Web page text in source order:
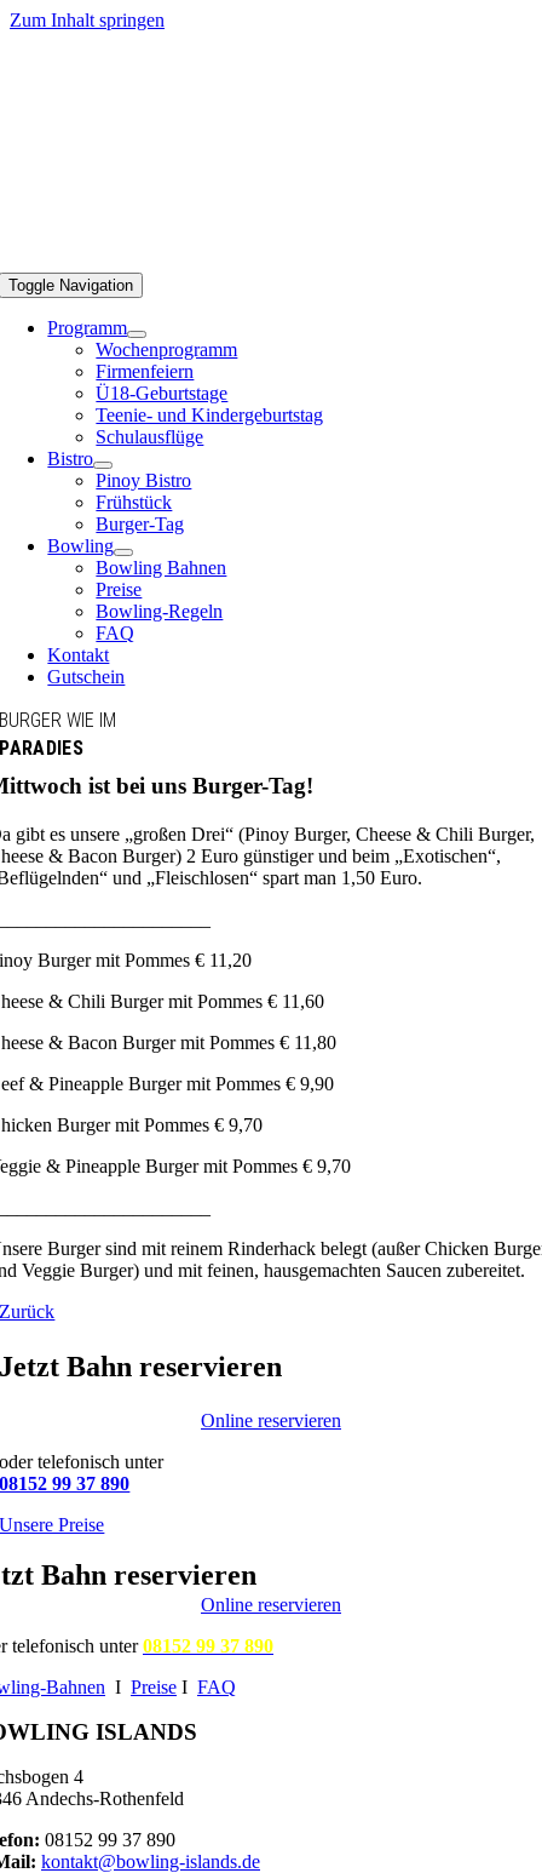
Zum Inhalt springen
Toggle Navigation
Programm
Wochenprogramm
Firmenfeiern
Ü18-Geburtstage
Teenie- und Kindergeburtstag
Schulausflüge
Bistro
Pinoy Bistro
Frühstück
Burger-Tag
Bowling
Bowling Bahnen
Preise
Bowling-Regeln
FAQ
Kontakt
Gutschein
BURGER WIE IM
PARADIES
ist bei uns Burger-Tag!
gibt es unsere „großen Drei“ (Pinoy Burger, Cheese & Chili Burger,
& Bacon Burger) 2 Euro günstiger und beim „Exotischen“,
und „Fleischlosen“ spart man 1,50 Euro.
Burger mit Pommes € 11,20
& Chili Burger mit Pommes € 11,60
& Bacon Burger mit Pommes € 11,80
& Pineapple Burger mit Pommes € 9,90
Burger mit Pommes € 9,70
& Pineapple Burger mit Pommes € 9,70
Burger sind mit reinem Rinderhack belegt (außer Chicken
Veggie Burger) und mit feinen, hausgemachten Saucen zubereitet.
Zurück
Jetzt Bahn reservieren
Online reservieren
oder telefonisch unter
08152 99 37 890
Unsere Preise
Bahn reservieren
Online reservieren
telefonisch unter08152 99 37 890
Bahnen I Preise I FAQ
ISLANDS
4
Andechs-Rothenfeld
08152 99 37 890
kontakt@bowling-islands.de